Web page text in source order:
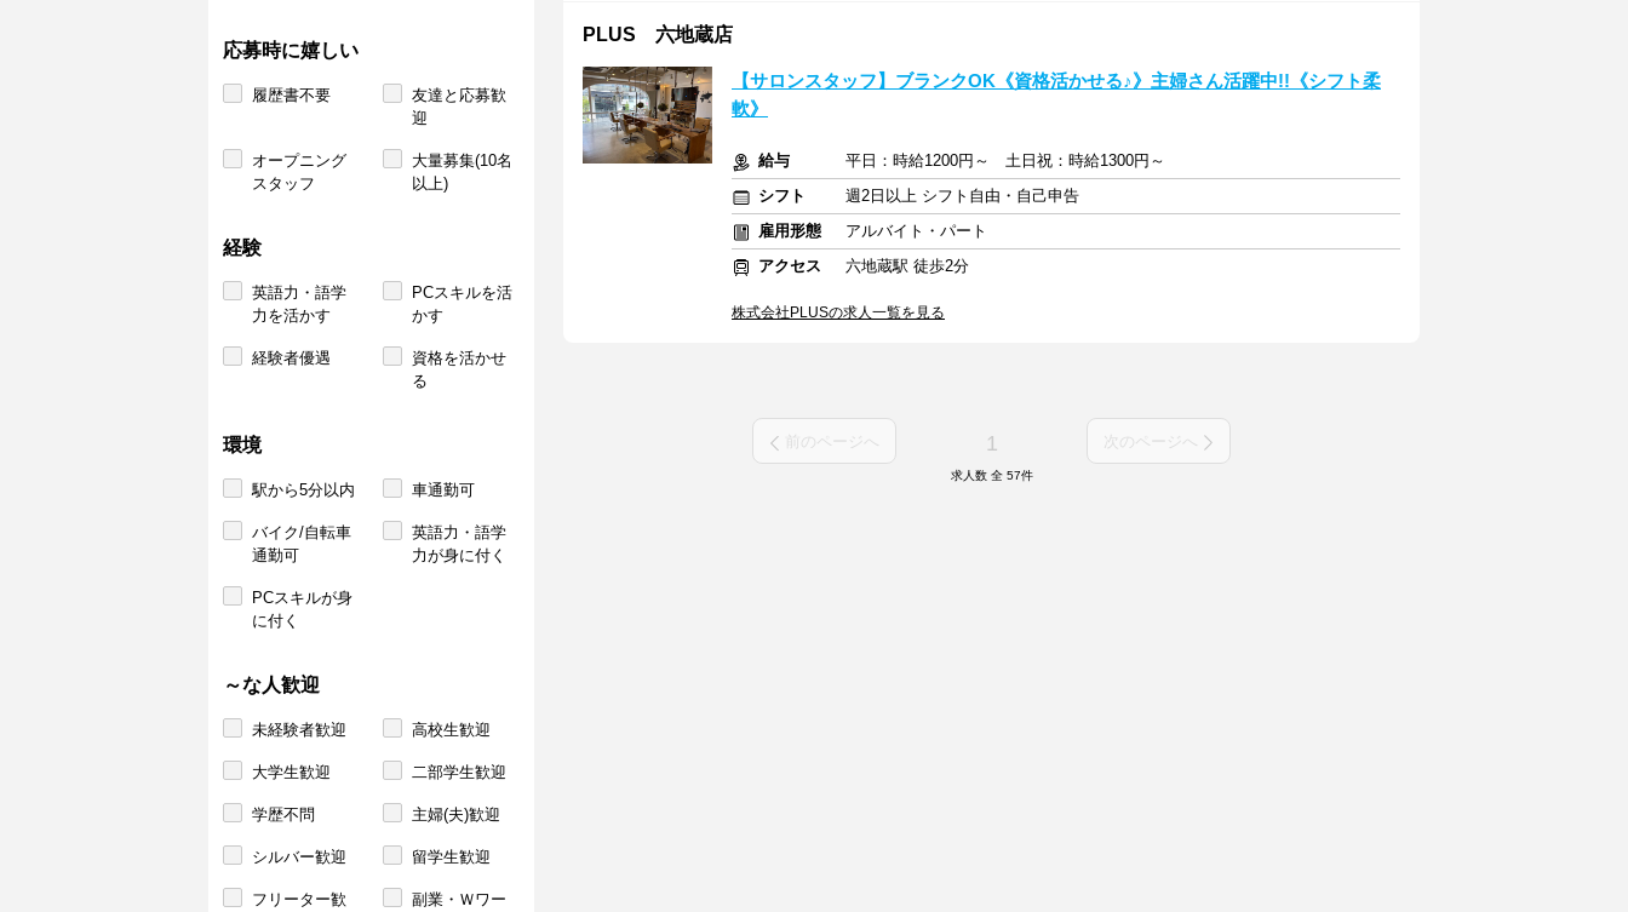
応募時に嬉しい
履歴書不要
友達と応募歓
迎
オープニング
スタッフ
大量募集(10名
以上)
経験
英語力・語学
力を活かす
PCスキルを活
かす
経験者優遇
資格を活かせ
る
環境
駅から5分以内 車通勤可
バイク/自転車
通勤可
英語力・語学
力が身に付く
PCスキルが身
に付く
～な人歓迎
未経験者歓迎 高校生歓迎
大学生歓迎 二部学生歓迎
学歴不問 主婦(夫)歓迎
シルバー歓迎 留学生歓迎
フリーター歓
副業・Ｗワー
PLUS 六地蔵店
【サロンスタッフ】ブランクOK《資格活かせる♪》主婦さん活躍中!!《シフト柔
軟》
給与
平日：時給1200円～ 土日祝：時給1300円～
シフト
週2日以上 シフト自由・自己申告
雇用形態
アルバイト・パート
アクセス
六地蔵駅 徒歩2分
株式会社PLUSの求人一覧を見る
前のページへ 1 次のページへ
求人数 全 57件